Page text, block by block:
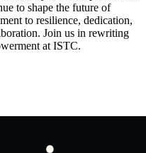
to shape the future of
to resilience, dedication,
Join us in rewriting
at ISTC.